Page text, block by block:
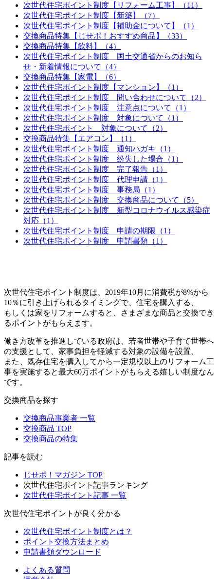
次世代住宅ポイント制度【リフォーム工事】（11）
次世代住宅ポイント制度【新築】（7）
次世代住宅ポイント制度【補助金について】（1）
交換商品特集【じせポ！おすすめ商品】（33）
交換商品特集【飲料】（4）
次世代住宅ポイント制度 国土交通省からのお知ら
せ・新着情報について（4）
交換商品特集【家電】（6）
次世代住宅ポイント制度【マンション】（1）
次世代住宅ポイント制度 問い合わせについて（2）
次世代住宅ポイント制度 注意点について（1）
次世代住宅ポイント制度 対象について（1）
次世代住宅ポイント 対象について（2）
交換商品特集【エアコン】（1）
次世代住宅ポイント制度 通知ハガキ（1）
次世代住宅ポイント制度 紛失した場合（1）
次世代住宅ポイント制度 完了報告（1）
次世代住宅ポイント制度 代理申請（1）
次世代住宅ポイント制度 事務局（1）
次世代住宅ポイント制度 交換商品について（5）
次世代住宅ポイント制度 新型コロナウイルス感染症
対応（1）
次世代住宅ポイント制度 申請の期限（1）
次世代住宅ポイント制度 申請書類（1）
次世代住宅ポイント制度は、2019年10月に消費税が8%から
10％に引き上げられるタイミングで、住宅を購入する、
もしくは家をリフォームすると、さまざまな商品と交換でき
るポイントがもらえます。
働き方改革を推進している政府は、若者世帯や子育て世帯へ
の支援として、家事負担を軽減する対象の設備を設置、
また、既存住宅を購入してから一定規模以上のリフォーム工
事を実施すると最大60万ポイントがもらえる嬉しい制度なん
です。
交換商品を探す
交換商品事業者 一覧
交換商品 TOP
交換商品の特集
記事を読む
じせポ！マガジン TOP
次世代住宅ポイント記事ランキング
次世代住宅ポイント記事 一覧
次世代住宅ポイントが良く分かる
次世代住宅ポイント制度とは？
ポイント交換方法まとめ
申請書類ダウンロード
よくある質問